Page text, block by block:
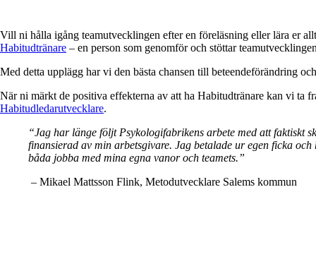
Vill ni hålla igång teamutvecklingen efter en föreläsning eller lära er
Habitudtränare – en person som genomför och stöttar
Med detta upplägg har vi den bästa chansen till beteendeförändring
När ni märkt de positiva effekterna av att ha Habitudtränare kan vi ta
Habitudledarutvecklare.
“Jag har länge följt Psykologifabrikens arbete med att
finansierad av min arbetsgivare. Jag betalade ur egen ficka
båda jobba med mina egna vanor och teamets.”
– Mikael Mattsson Flink, Metodutvecklare Salems kommun